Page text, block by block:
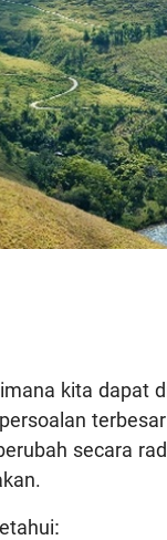
kita dapat
secara